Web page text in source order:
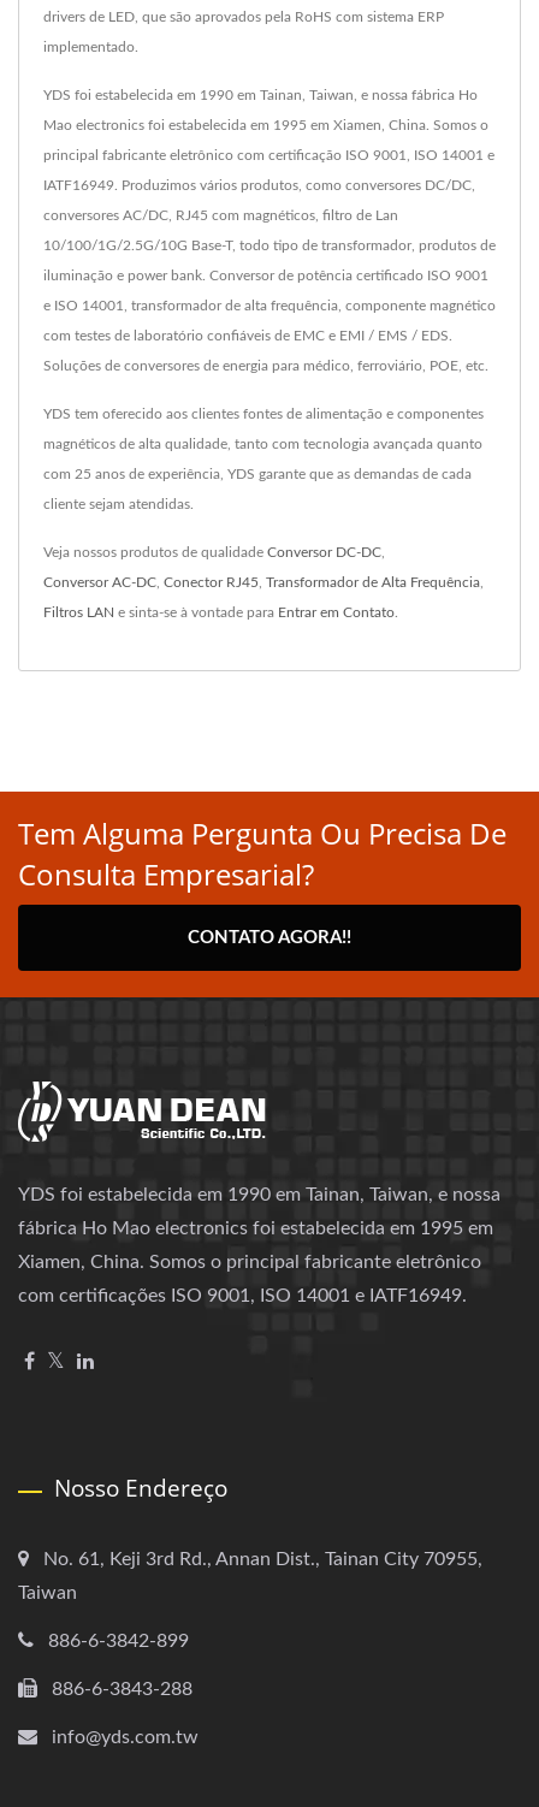
drivers de LED, que são aprovados pela RoHS com sistema ERP
implementado.
YDS foi estabelecida em 1990 em Tainan, Taiwan, e nossa fábrica Ho
Mao electronics foi estabelecida em 1995 em Xiamen, China. Somos o
principal fabricante eletrônico com certificação ISO 9001, ISO 14001 e
IATF16949. Produzimos vários produtos, como conversores DC/DC,
conversores AC/DC, RJ45 com magnéticos, filtro de Lan
10/100/1G/2.5G/10G Base-T, todo tipo de transformador, produtos de
iluminação e power bank. Conversor de potência certificado ISO 9001
e ISO 14001, transformador de alta frequência, componente magnético
com testes de laboratório confiáveis de EMC e EMI / EMS / EDS.
Soluções de conversores de energia para médico, ferroviário, POE, etc.
YDS tem oferecido aos clientes fontes de alimentação e componentes
magnéticos de alta qualidade, tanto com tecnologia avançada quanto
com 25 anos de experiência, YDS garante que as demandas de cada
cliente sejam atendidas.
Veja nossos produtos de qualidade Conversor DC-DC
Conversor AC-DC Conector RJ45 Transformador de Alta Frequência
Filtros LAN e sinta-se à vontade para Entrar em Contato
Tem Alguma Pergunta Ou Precisa De
Consulta Empresarial?
CONTATO AGORA!!
YDS foi estabelecida em 1990 em Tainan, Taiwan, e nossa
fábrica Ho Mao electronics foi estabelecida em 1995 em
Xiamen, China. Somos o principal fabricante eletrônico
com certificações ISO 9001, ISO 14001 e IATF16949.
Nosso Endereço
No. 61, Keji 3rd Rd., Annan Dist., Tainan City 70955,
Taiwan
886-6-3842-899
886-6-3843-288
info@yds.com.tw